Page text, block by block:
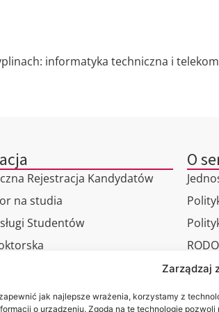
Zarządzaj
jak najlepsze wrażenia, korzystamy z
o urządzeniu. Zgoda na te technologie
informatyka techniczna i
Rejestracja Kandydatów
na studia
Studentów
Podyplomowych
O
RODO